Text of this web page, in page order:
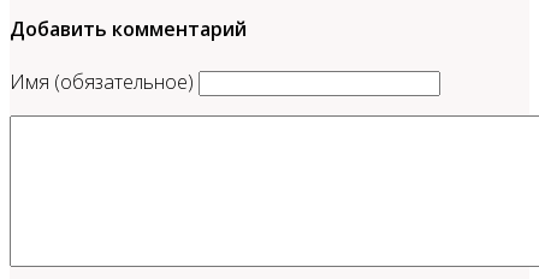
Добавить комментарий
Имя (обязательное)